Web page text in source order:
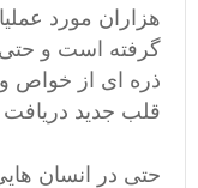
هزاران مورد
گرفته است و
ذره ای از خواص
قلب جدید دریافت
حتی در انسان